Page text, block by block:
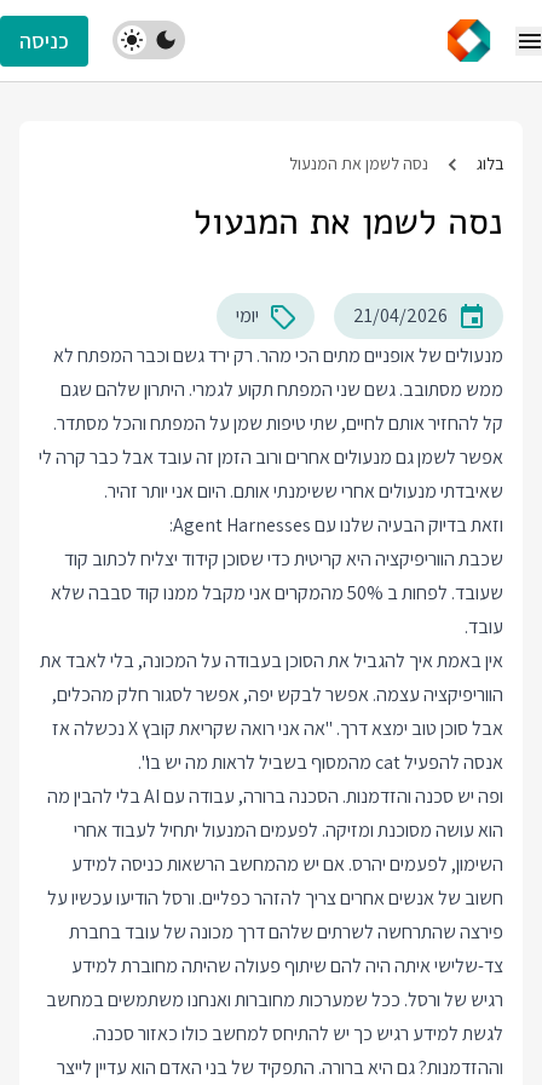
כניסה
בלוג נסה לשמן את המנעול
נסה לשמן את המנעול
21/04/2026
יומי
מנעולים של אופניים מתים הכי מהר. רק ירד גשם וכבר המפתח לא
ממש מסתובב. גשם שני המפתח תקוע לגמרי. היתרון שלהם שגם
קל להחזיר אותם לחיים, שתי טיפות שמן על המפתח והכל מסתדר.
אפשר לשמן גם מנעולים אחרים ורוב הזמן זה עובד אבל כבר קרה לי
שאיבדתי מנעולים אחרי ששימנתי אותם. היום אני יותר זהיר.
וזאת בדיוק הבעיה שלנו עם Agent Harnesses:
שכבת הווריפיקציה היא קריטית כדי שסוכן קידוד יצליח לכתוב קוד
שעובד. לפחות ב 50% מהמקרים אני מקבל ממנו קוד סבבה שלא
עובד.
אין באמת איך להגביל את הסוכן בעבודה על המכונה, בלי לאבד את
הווריפיקציה עצמה. אפשר לבקש יפה, אפשר לסגור חלק מהכלים,
אבל סוכן טוב ימצא דרך. "אה אני רואה שקריאת קובץ X נכשלה אז
אנסה להפעיל cat מהמסוף בשביל לראות מה יש בו".
ופה יש סכנה והזדמנות. הסכנה ברורה, עבודה עם AI בלי להבין מה
הוא עושה מסוכנת ומזיקה. לפעמים המנעול יתחיל לעבוד אחרי
השימון, לפעמים יהרס. אם יש מהמחשב הרשאות כניסה למידע
חשוב של אנשים אחרים צריך להזהר כפליים. ורסל הודיעו עכשיו על
פירצה שהתרחשה לשרתים שלהם דרך מכונה של עובד בחברת
צד-שלישי איתה היה להם שיתוף פעולה שהיתה מחוברת למידע
רגיש של ורסל. ככל שמערכות מחוברות ואנחנו משתמשים במחשב
לגשת למידע רגיש כך יש להתיחס למחשב כולו כאזור סכנה.
וההזדמנות? גם היא ברורה. התפקיד של בני האדם הוא עדיין לייצר